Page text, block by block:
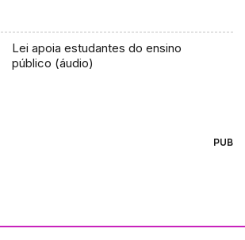
Lei apoia estudantes do ensino
público (áudio)
PUB